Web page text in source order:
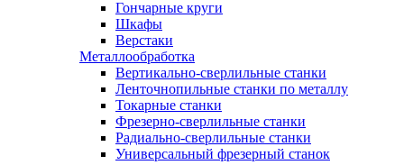
Гончарные круги
Шкафы
Верстаки
Металлообработка
Вертикально-сверлильные станки
Ленточнопильные станки по металлу
Токарные станки
Фрезерно-сверлильные станки
Радиально-сверлильные станки
Универсальный фрезерный станок